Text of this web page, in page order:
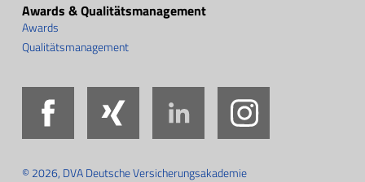
Awards & Qualitätsmanagement
Awards
Qualitätsmanagement
Facebook
Xing LinkedIn
© 2026, DVA Deutsche Versicherungsakademie